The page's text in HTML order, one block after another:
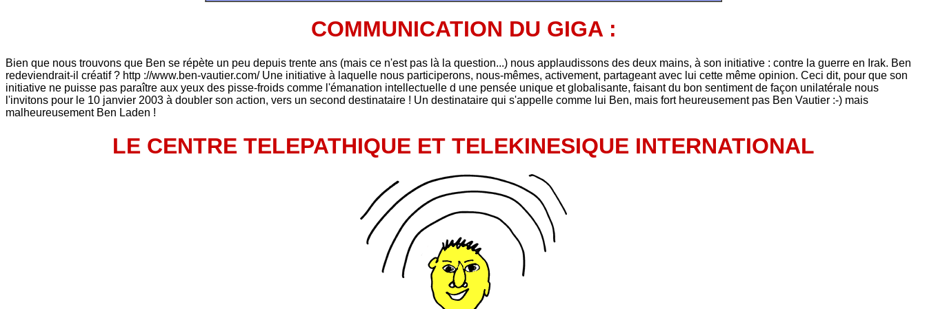
COMMUNICATION DU GIGA :
Bien que nous trouvons que Ben se répète un peu depuis trente ans (mais ce n'est pas là la question...) nous applaudissons des deux mains, à son initiative : contre la guerre en Irak. Ben
redeviendrait-il créatif ? http ://www.ben-vautier.com/ Une initiative à laquelle nous participerons, nous-mêmes, activement, partageant avec lui cette même opinion. Ceci dit, pour que son
initiative ne puisse pas paraître aux yeux des pisse-froids comme l'émanation intellectuelle d une pensée unique et globalisante, faisant du bon sentiment de façon unilatérale nous
l'invitons pour le 10 janvier 2003 à doubler son action, vers un second destinataire ! Un destinataire qui s'appelle comme lui Ben, mais fort heureusement pas Ben Vautier :-) mais
malheureusement Ben Laden !
LE CENTRE TELEPATHIQUE ET TELEKINESIQUE INTERNATIONAL